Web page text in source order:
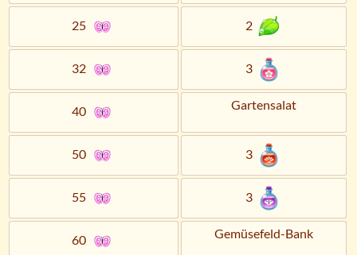
25 2
32 3
40 Gartensalat
50 3
55 3
60 Gemüsefeld-Bank